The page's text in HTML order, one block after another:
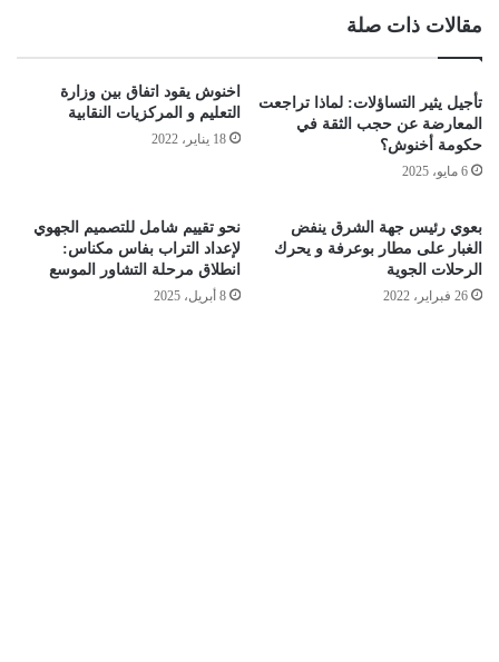
مقالات ذات صلة
تأجيل يثير التساؤلات: لماذا تراجعت
المعارضة عن حجب الثقة في
حكومة أخنوش؟
6 مايو، 2025
اخنوش يقود اتفاق بين وزارة
التعليم و المركزيات النقابية
18 يناير، 2022
بعوي رئيس جهة الشرق ينفض
الغبار على مطار بوعرفة و يحرك
الرحلات الجوية
26 فبراير، 2022
نحو تقييم شامل للتصميم الجهوي
لإعداد التراب بفاس مكناس:
انطلاق مرحلة التشاور الموسع
8 أبريل، 2025